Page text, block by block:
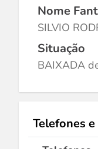
Nome
SILVIO
Situação
BAIXADA
Telefones